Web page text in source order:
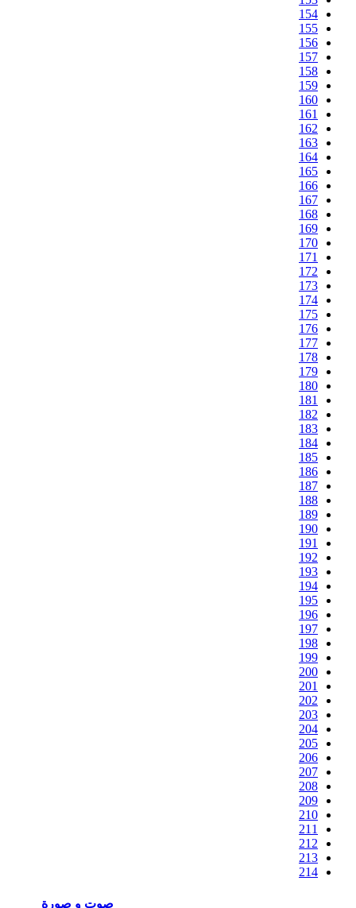
154
155
156
157
158
159
160
161
162
163
164
165
166
167
168
169
170
171
172
173
174
175
176
177
178
179
180
181
182
183
184
185
186
187
188
189
190
191
192
193
194
195
196
197
198
199
200
201
202
203
204
205
206
207
208
209
210
211
212
213
214
صوت و صورة